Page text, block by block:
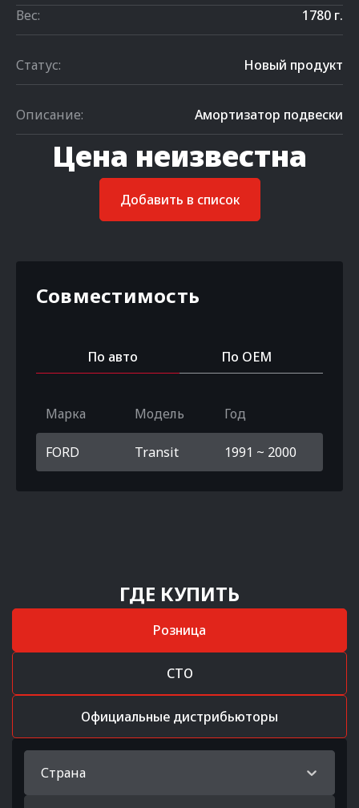
Вес:
1780 г.
Статус: Новый продукт
Описание: Амортизатор подвески
Цена неизвестна
Добавить в список
Совместимость
По авто По OEM
Марка Модель Год
FORD Transit 1991 ~ 2000
ГДЕ КУПИТЬ
Розница
СТО
Официальные дистрибьюторы
Страна